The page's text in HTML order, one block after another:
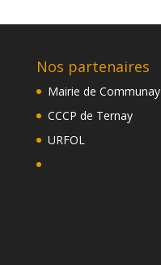
Nos partenaires
Mairie de Communay
CCCP de Ternay
URFOL